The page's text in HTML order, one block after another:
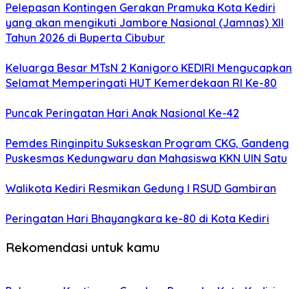
Pelepasan Kontingen Gerakan Pramuka Kota Kediri
yang akan mengikuti Jambore Nasional (Jamnas) XII
Tahun 2026 di Buperta Cibubur
Keluarga Besar MTsN 2 Kanigoro KEDIRI Mengucapkan
Selamat Memperingati HUT Kemerdekaan RI Ke-80
Puncak Peringatan Hari Anak Nasional Ke-42
Pemdes Ringinpitu Sukseskan Program CKG, Gandeng
Puskesmas Kedungwaru dan Mahasiswa KKN UIN Satu
Walikota Kediri Resmikan Gedung I RSUD Gambiran
Peringatan Hari Bhayangkara ke-80 di Kota Kediri
Rekomendasi untuk kamu